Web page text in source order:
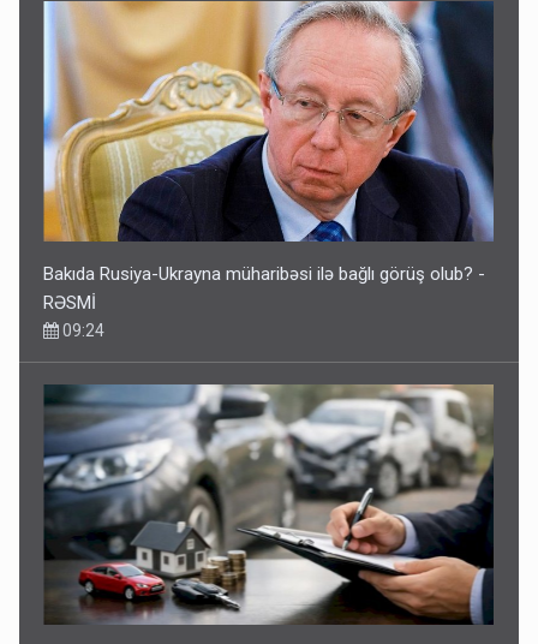
Bakıda Rusiya-Ukrayna müharibəsi ilə bağlı görüş olub? -
RƏSMİ
09:24